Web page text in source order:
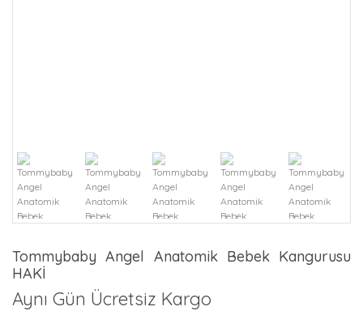
Tommybaby Angel Anatomik Bebek Kangurusu
HAKİ
Aynı Gün Ücretsiz Kargo